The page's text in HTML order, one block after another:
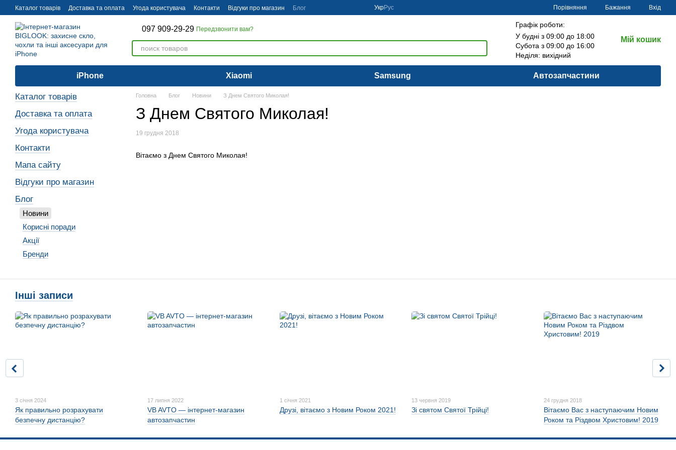
Перейти до основного контенту
Каталог товарів Доставка та оплата Угода користувача Контакти Відгуки про магазин Блог УкрРус Порівняння Бажання Вхід
097 909-29-29 Передзвонити вам?
Графік роботи:
У будні з 09:00 до 18:00
Субота з 09:00 до 16:00
Неділя: вихідний
Мій кошик
iPhone Xiaomi Samsung Автозапчастини
Головна Блог Новини З Днем Святого Миколая!
З Днем Святого Миколая!
19 грудня 2018
Вітаємо з Днем Святого Миколая!
Каталог товарів
Доставка та оплата
Угода користувача
Контакти
Мапа сайту
Відгуки про магазин
Блог
Новини
Корисні поради
Акції
Бренди
Інші записи
3 січня 2024
Як правильно розрахувати
безпечну дистанцію?
17 липня 2022
VB AVTO — інтернет-магазин
автозапчастин
1 січня 2021
Друзі, вітаємо з Новим Роком 2021!
13 червня 2019
Зі святом Святої Трійці!
24 грудня 2018
Вітаємо Вас з наступаючим Новим
Роком та Різдвом Христовим! 2019